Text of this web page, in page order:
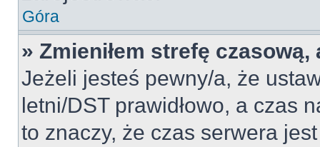
Góra
» Zmieniłem strefę
Jeżeli jesteś pewny/a, że
letni/DST prawidłowo, a czas
to znaczy, że czas serwera